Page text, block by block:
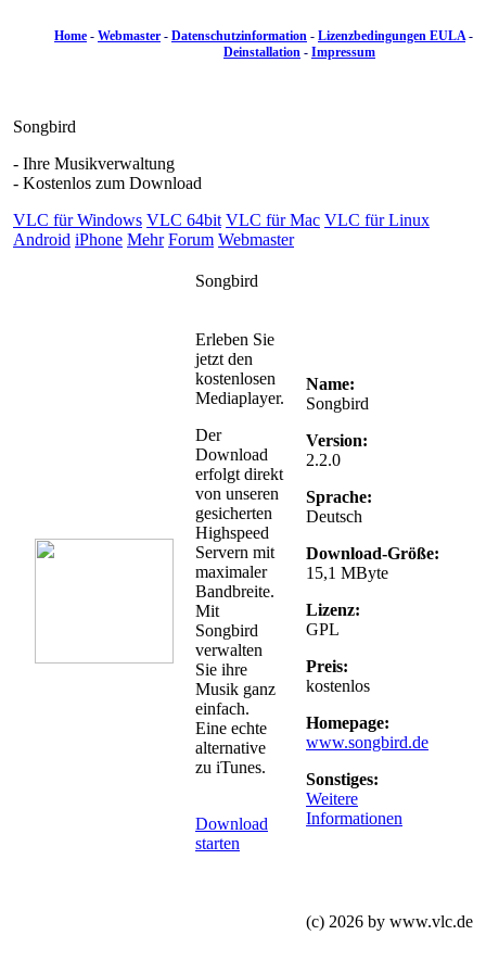
Home - Webmaster - Datenschutzinformation - Lizenzbedingungen EULA-
Deinstallation - Impressum
Songbird
- Ihre Musikverwaltung
- Kostenlos zum Download
VLC für Windows VLC 64bit VLC für Mac VLC für Linux
Android iPhone Mehr Forum Webmaster
Songbird
Erleben Sie
jetzt den
kostenlosen
Mediaplayer.
Der
Download
erfolgt direkt
von unseren
gesicherten
Highspeed
Servern mit
maximaler
Bandbreite.
Mit
Songbird
verwalten
Sie ihre
Musik ganz
einfach.
Eine echte
alternative
zu iTunes.
Download
starten
Name:
Songbird
Version:
2.2.0
Sprache:
Deutsch
Download-Größe:
15,1 MByte
Lizenz:
GPL
Preis:
kostenlos
Homepage:
www.songbird.de
Sonstiges:
Weitere
Informationen
(c) 2026 by www.vlc.de